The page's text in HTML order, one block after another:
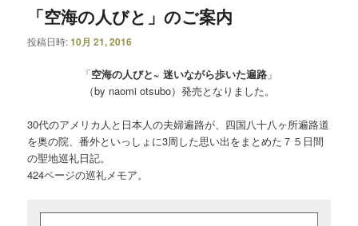
「空海の人びと」のご案内
投稿日時:10月 21, 2016
「空海の人びと~ 迷いながら歩いた遍路 」
（by naomi otsubo）発売となりました。
30代のアメリカ人と日本人の夫婦遍路が、四国八十八ヶ所遍路道
を奥の院、番外といっしょに3周した思い出をまとめた７５日間
の聖地巡礼日記。
424ページの巡礼メモア。